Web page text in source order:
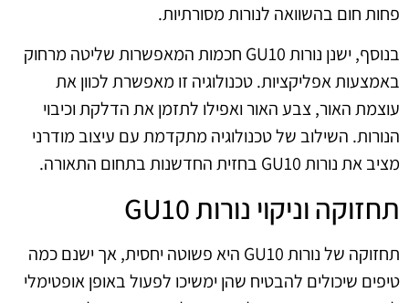
פחות חום בהשוואה לנורות מסורתיות.
בנוסף, ישנן נורות GU10 חכמות המאפשרות שליטה מרחוק
באמצעות אפליקציות. טכנולוגיה זו מאפשרת לכוון את
עוצמת האור, צבע האור ואפילו לתזמן את הדלקת וכיבוי
הנורות. השילוב של טכנולוגיה מתקדמת עם עיצוב מודרני
מציב את נורות GU10 בחזית החדשנות בתחום התאורה.
תחזוקה וניקוי נורות GU10
תחזוקה של נורות GU10 היא פשוטה יחסית, אך ישנם כמה
טיפים שיכולים להבטיח שהן ימשיכו לפעול באופן אופטימלי